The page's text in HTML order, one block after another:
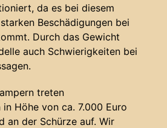
da es bei diesem
Beschädigungen bei
Durch das Gewicht
auch Schwierigkeiten bei
treten
in Höhe von ca. 7.000 Euro
an der Schürze auf. Wir